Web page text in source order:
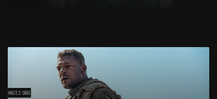
HACE 2 DÍAS